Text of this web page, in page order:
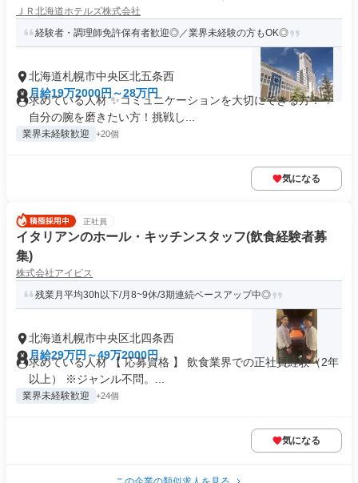
ＪＲ北海道ホテルズ株式会社
経験者・調理師免許保有者歓迎◎／業界未経験の方もOK◎
北海道札幌市中央区北五条西
月給19万2000円～28万円
求めている人材 ✨コミュニケーションを大切にできる方！ ✨
自分の腕を磨きたい方！挑戦し...
業界未経験歓迎 +20個
気になる
正社員
イタリアンのホール・キッチンスタッフ(飲食経験者募
集)
株式会社アイビス
残業月平均30h以下/月8~9休/3期連続ベースアップ中◎
北海道札幌市中央区北四条西
月給29万円～49万2000円
求めている人材 【 応募資格 】 飲食業界での正社員経験（2年
以上） ※ジャンル不問。...
業界未経験歓迎 +24個
気になる